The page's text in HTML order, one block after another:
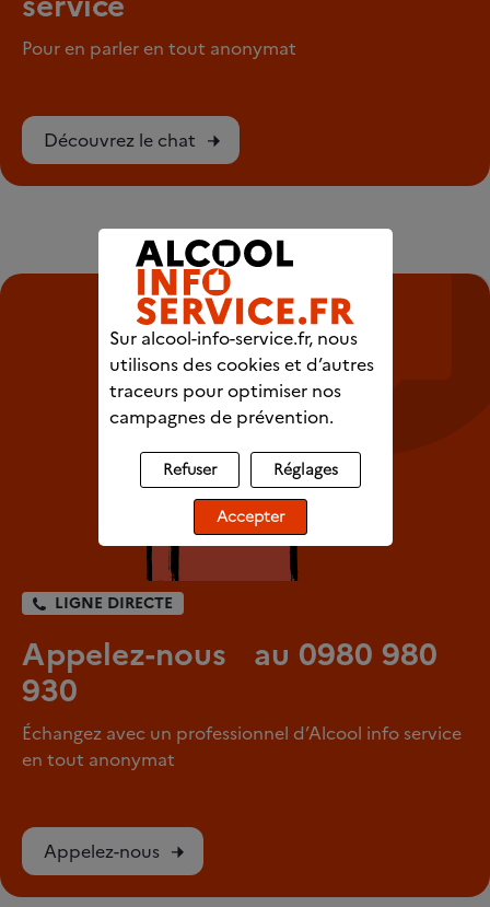
Pour en parler en tout anonymat
Découvrez le chat
LIGNE DIRECTE
Appelez-nous au 0980 980
930
Échangez avec un professionnel d’Alcool info service
en tout anonymat
Appelez-nous
Sur alcool-info-service.fr, nous
utilisons des cookies et d’autres
traceurs pour optimiser nos
campagnes de prévention.
Refuser Réglages
Accepter